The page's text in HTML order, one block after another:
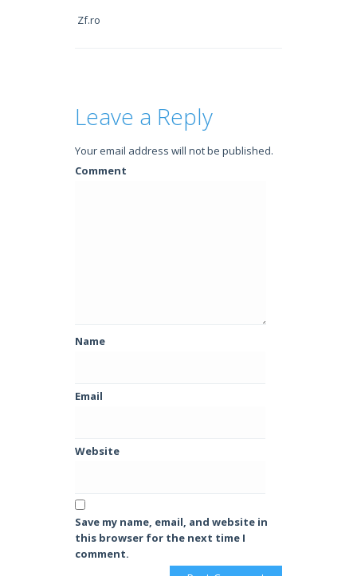
Zf.ro
Leave a Reply
Your email address will not be published.
Comment
Name
Email
Website
Save my name, email, and website in
this browser for the next time I
comment.